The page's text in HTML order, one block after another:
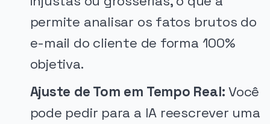
permite analisar os fatos brutos do
e-mail do cliente de forma 100%
objetiva.
Ajuste de Tom em Tempo Real: Você
pode pedir para a IA reescrever uma